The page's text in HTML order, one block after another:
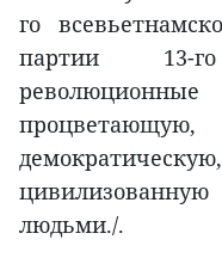
го
партии 13-
цивилизованную
людьми./.